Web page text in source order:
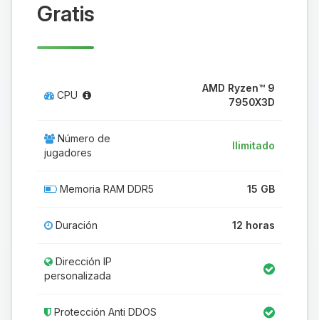
Gratis
CPU
AMD Ryzen™ 9
7950X3D
Número de
jugadores
Ilimitado
Memoria RAM DDR5 15 GB
Duración 12 horas
Dirección IP
personalizada
Protección Anti DDOS